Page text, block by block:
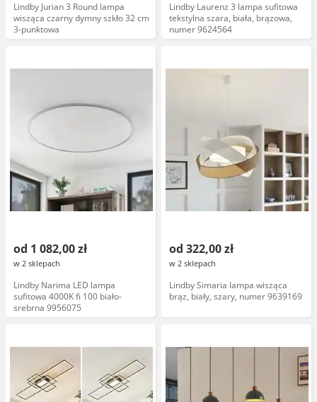
Lindby Jurian 3 Round lampa
wisząca czarny dymny szkło 32 cm
3-punktowa
Lindby Laurenz 3 lampa sufitowa
tekstylna szara, biała, brązowa,
numer 9624564
od 1 082,00 zł
w 2 sklepach
Lindby Narima LED lampa
sufitowa 4000K fi 100 biało-
srebrna 9956075
od 322,00 zł
w 2 sklepach
Lindby Simaria lampa wisząca
brąz, biały, szary, numer 9639169